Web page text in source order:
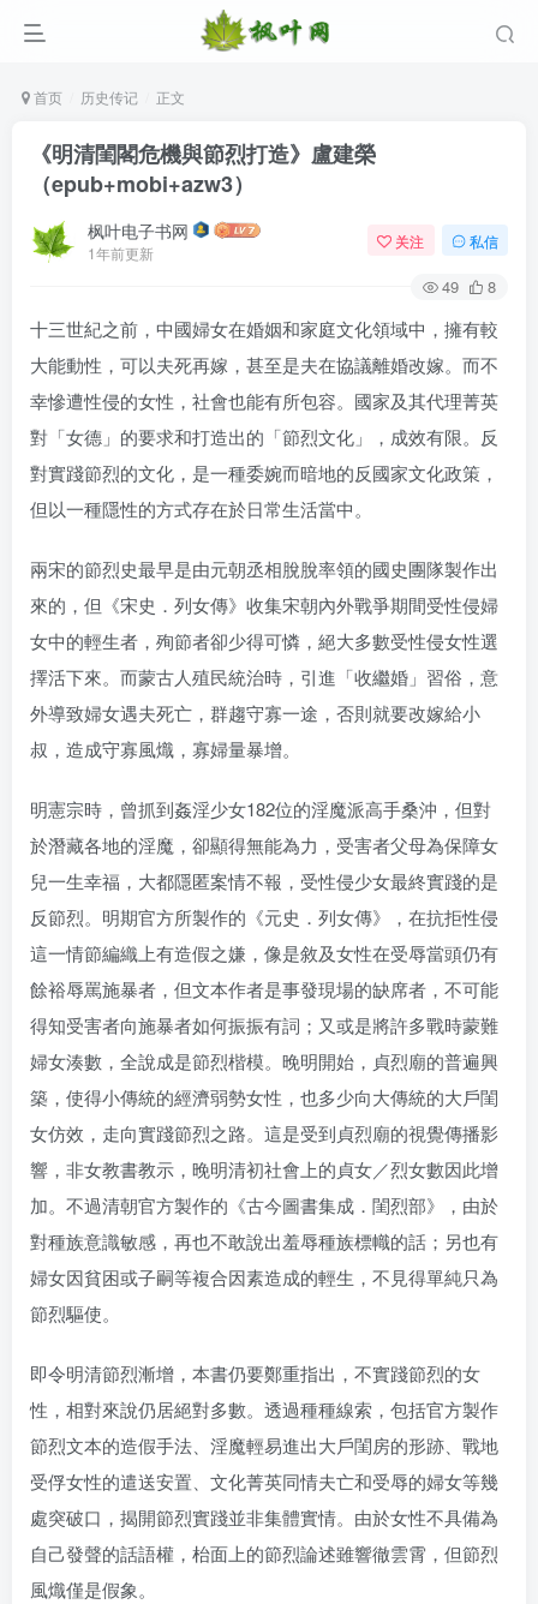
首页 历史传记 正文
《明清閨閣危機與節烈打造》盧建榮
（epub+mobi+azw3）
枫叶电子书网
1年前更新
关注 私信
49 8
十三世紀之前，中國婦女在婚姻和家庭文化領域中，擁有較
大能動性，可以夫死再嫁，甚至是夫在協議離婚改嫁。而不
幸慘遭性侵的女性，社會也能有所包容。國家及其代理菁英
對「女德」的要求和打造出的「節烈文化」，成效有限。反
對實踐節烈的文化，是一種委婉而暗地的反國家文化政策，
但以一種隱性的方式存在於日常生活當中。
兩宋的節烈史最早是由元朝丞相脫脫率領的國史團隊製作出
來的，但《宋史．列女傳》收集宋朝內外戰爭期間受性侵婦
女中的輕生者，殉節者卻少得可憐，絕大多數受性侵女性選
擇活下來。而蒙古人殖民統治時，引進「收繼婚」習俗，意
外導致婦女遇夫死亡，群趨守寡一途，否則就要改嫁給小
叔，造成守寡風熾，寡婦量暴增。
明憲宗時，曾抓到姦淫少女182位的淫魔派高手桑沖，但對
於潛藏各地的淫魔，卻顯得無能為力，受害者父母為保障女
兒一生幸福，大都隱匿案情不報，受性侵少女最終實踐的是
反節烈。明期官方所製作的《元史．列女傳》，在抗拒性侵
這一情節編織上有造假之嫌，像是敘及女性在受辱當頭仍有
餘裕辱罵施暴者，但文本作者是事發現場的缺席者，不可能
得知受害者向施暴者如何振振有詞；又或是將許多戰時蒙難
婦女湊數，全說成是節烈楷模。晚明開始，貞烈廟的普遍興
築，使得小傳統的經濟弱勢女性，也多少向大傳統的大戶閨
女仿效，走向實踐節烈之路。這是受到貞烈廟的視覺傳播影
響，非女教書教示，晚明清初社會上的貞女／烈女數因此增
加。不過清朝官方製作的《古今圖書集成．閨烈部》，由於
對種族意識敏感，再也不敢說出羞辱種族標幟的話；另也有
婦女因貧困或子嗣等複合因素造成的輕生，不見得單純只為
節烈驅使。
即令明清節烈漸增，本書仍要鄭重指出，不實踐節烈的女
性，相對來說仍居絕對多數。透過種種線索，包括官方製作
節烈文本的造假手法、淫魔輕易進出大戶閨房的形跡、戰地
受俘女性的遣送安置、文化菁英同情夫亡和受辱的婦女等幾
處突破口，揭開節烈實踐並非集體實情。由於女性不具備為
自己發聲的話語權，枱面上的節烈論述雖響徹雲霄，但節烈
風熾僅是假象。
登录
没有账号？立即注册
用户名/手机号/邮箱
登录密码
记住登录 找回密码|免密登录
登录
社交账号登录